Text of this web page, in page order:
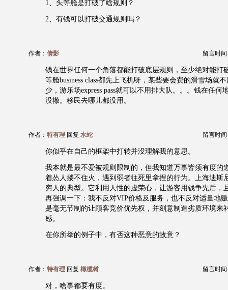
1、头等舱是打破了啥规则？
2、有钱可以打破交通规则吗？
作者： 倩影 留言时间
钱在世界任何一个角落都能打破底层规则，至少绝对能打
等舱business class都先上飞机呀，某些要会费的滑雪场就
少，游乐场express pass就可以不用排大队。。。钱在任何
没辙。移民去哪儿都没用。
作者： 特有理 回复 水蛇 留言时间
你似乎在自己的框架中打转并没理解我的意思。
我本就是最不爱被规则限制的，但我知道万事皆须有度的
着怂人搂不住火，遇到弱者往死里拿捏的行为。上海迪斯
穷人的典型。它利用人性的虚荣心，让游客用钱争先后，
再强调一下：我不反对VIP价格及服务，也不反对适量地
是毫无节制的让顾客竞价优先权，并刻意制造劣质环境来
感。
在你所举的例子中，有否这种恶意的故意？
作者： 特有理 回复 橄榄树 留言时间
对，啥事都要有度。